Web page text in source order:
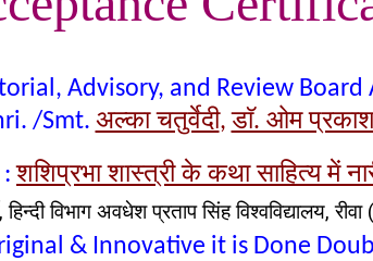
Advisory, and Review Board
/Smt. अल्का चतुर्वेदी,डाॅ. ओम प्रकाश
शशिप्रभा शास्त्री के कथा साहित्य में
हिन्दी विभाग अवधेश प्रताप सिंह विश्वविद्यालय,
& Innovative it is Done